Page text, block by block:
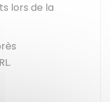
lors de la